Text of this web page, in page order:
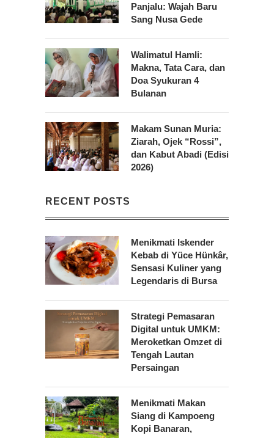
Panjalu: Wajah Baru
Sang Nusa Gede
Walimatul Hamli:
Makna, Tata Cara, dan
Doa Syukuran 4
Bulanan
Makam Sunan Muria:
Ziarah, Ojek “Rossi”,
dan Kabut Abadi (Edisi
2026)
RECENT POSTS
Menikmati Iskender
Kebab di Yüce Hünkâr,
Sensasi Kuliner yang
Legendaris di Bursa
Strategi Pemasaran
Digital untuk UMKM:
Meroketkan Omzet di
Tengah Lautan
Persaingan
Menikmati Makan
Siang di Kampoeng
Kopi Banaran,